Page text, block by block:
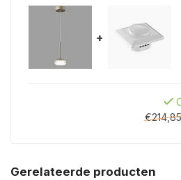
+
€214,85
Gerelateerde producten